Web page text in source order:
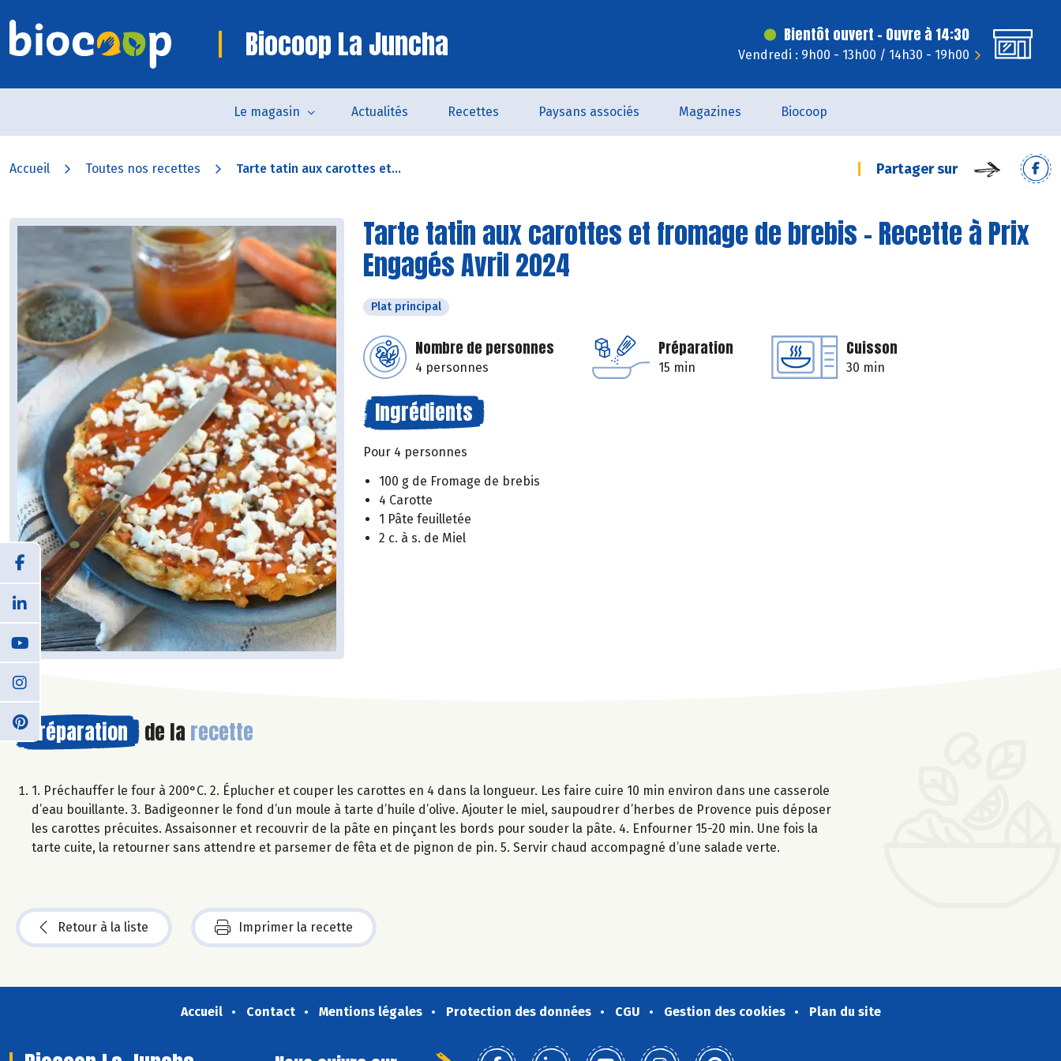
Biocoop La Juncha Bientôt ouvert - Ouvre à 14:30
Vendredi : 9h00 - 13h00 / 14h30 - 19h00
Le magasin Actualités Recettes Paysans associés Magazines Biocoop
Accueil Toutes nos recettes Tarte tatin aux carottes et... Partager sur
Tarte tatin aux carottes et fromage de brebis - Recette à Prix
Engagés Avril 2024
Plat principal
Nombre de personnes
4 personnes
Préparation
15 min
Cuisson
30 min
Ingrédients
Pour 4 personnes
100 g de Fromage de brebis
4 Carotte
1 Pâte feuilletée
2 c. à s. de Miel
Préparation de la recette
1. Préchauffer le four à 200°C. 2. Éplucher et couper les carottes en 4 dans la longueur. Les faire cuire 10 min environ dans une casserole
d’eau bouillante. 3. Badigeonner le fond d’un moule à tarte d’huile d’olive. Ajouter le miel, saupoudrer d’herbes de Provence puis déposer
les carottes précuites. Assaisonner et recouvrir de la pâte en pinçant les bords pour souder la pâte. 4. Enfourner 15-20 min. Une fois la
tarte cuite, la retourner sans attendre et parsemer de fêta et de pignon de pin. 5. Servir chaud accompagné d’une salade verte.
Retour à la liste Imprimer la recette
Accueil Contact Mentions légales Protection des données CGU Gestion des cookies Plan du site